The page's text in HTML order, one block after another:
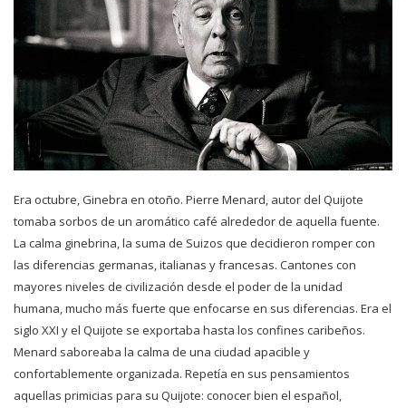
Era octubre, Ginebra en otoño. Pierre Menard, autor del Quijote
tomaba sorbos de un aromático café alrededor de aquella fuente.
La calma ginebrina, la suma de Suizos que decidieron romper con
las diferencias germanas, italianas y francesas. Cantones con
mayores niveles de civilización desde el poder de la unidad
humana, mucho más fuerte que enfocarse en sus diferencias. Era el
siglo XXI y el Quijote se exportaba hasta los confines caribeños.
Menard saboreaba la calma de una ciudad apacible y
confortablemente organizada. Repetía en sus pensamientos
aquellas primicias para su Quijote: conocer bien el español,